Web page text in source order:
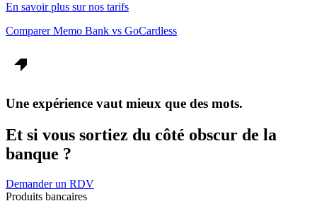
En savoir plus sur nos tarifs
Comparer Memo Bank vs GoCardless
Une expérience vaut mieux que des mots.
Et si vous sortiez du côté obscur de la
banque ?
Demander un RDV
Produits bancaires